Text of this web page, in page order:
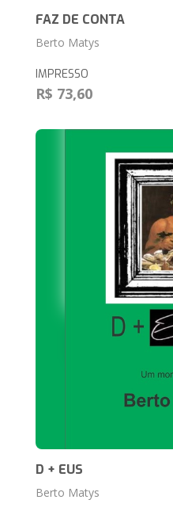
FAZ DE CONTA
Berto Matys
IMPRESSO
R$ 73,60
D + EUS
Berto Matys